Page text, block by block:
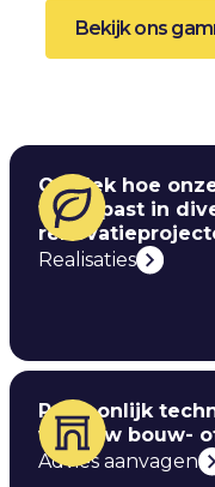
Bekijk ons
Ontdek hoe
toegepast in
Realisaties
Persoonlijk
voor uw bouw-
Advies aanvagen